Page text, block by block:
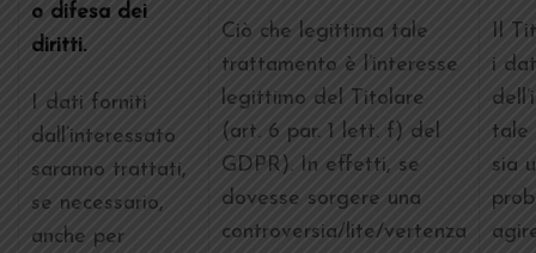
o difesa dei
diritti.
I dati forniti
dall’interessato
saranno trattati,
se necessario,
anche per
Ciò che legittima tale
trattamento è l’interesse
legittimo del Titolare
(art. 6 par. 1 lett. f) del
GDPR). In effetti, se
dovesse sorgere una
controversia/lite/vertenza
Il
i
tale
sia